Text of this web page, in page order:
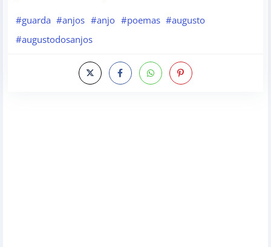
#guarda #anjos #anjo #poemas #augusto
#augustodosanjos